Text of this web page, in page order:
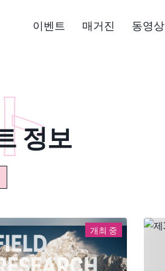
이벤트 매거진 동영상
정보
개최 중